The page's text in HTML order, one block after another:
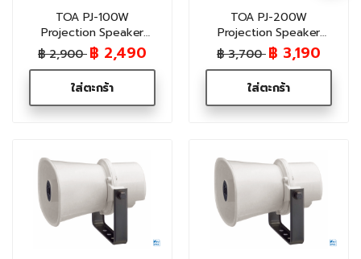
TOA PJ-100W
Projection Speaker
10W
฿ 2,900฿ 2,490
ใส่ตะกร้า
TOA PJ-200W
Projection Speaker
20W
฿ 3,700฿ 3,190
ใส่ตะกร้า